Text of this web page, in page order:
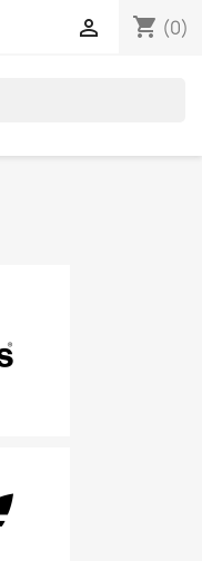
shopping_cart (0)
